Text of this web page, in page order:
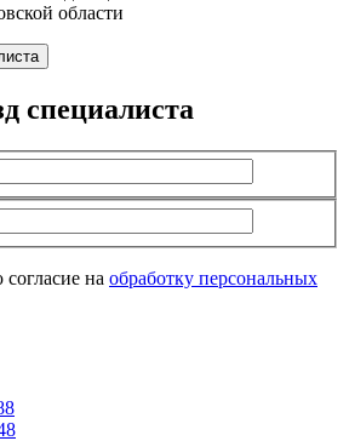
области
специалиста
на обработку персональных